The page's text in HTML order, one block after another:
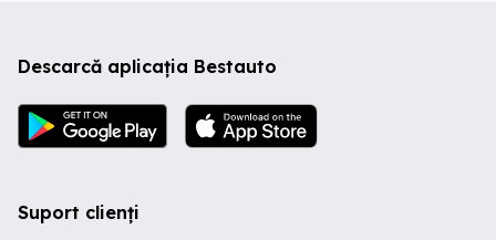
Descarcă aplicația Bestauto
Suport clienți